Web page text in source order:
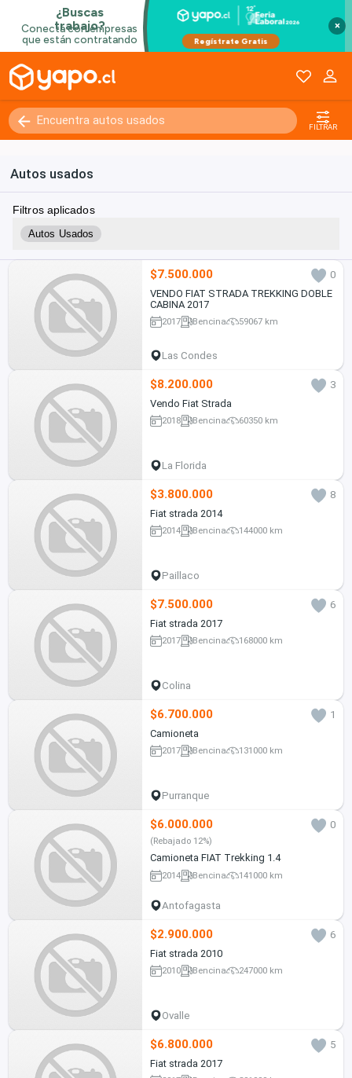
×
FILTRAR
Autos usados
Filtros aplicados
Autos Usados
$7.500.000
0
VENDO FIAT STRADA TREKKING DOBLE
CABINA 2017
2017 Bencina 59067 km
Las Condes
$8.200.000
3
Vendo Fiat Strada
2018 Bencina 60350 km
La Florida
$3.800.000
8
Fiat strada 2014
2014 Bencina 144000 km
Paillaco
$7.500.000
6
Fiat strada 2017
2017 Bencina 168000 km
Colina
$6.700.000
1
Camioneta
2017 Bencina 131000 km
Purranque
$6.000.000 0
(Rebajado 12%)
Camioneta FIAT Trekking 1.4
2014 Bencina 141000 km
Antofagasta
$2.900.000
6
Fiat strada 2010
2010 Bencina 247000 km
Ovalle
$6.800.000
5
Fiat strada 2017